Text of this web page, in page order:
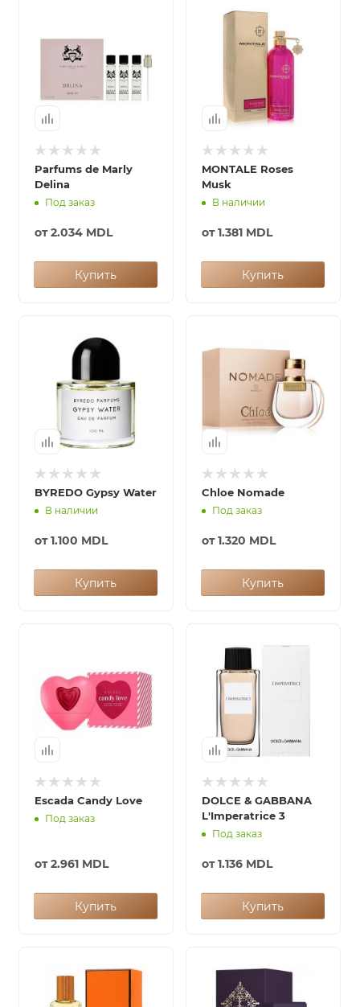
Parfums de Marly
Delina
Под заказ
от2.034 MDL
Купить
MONTALE Roses
Musk
В наличии
от1.381 MDL
Купить
BYREDO Gypsy Water
В наличии
от1.100 MDL
Купить
Chloe Nomade
Под заказ
от1.320 MDL
Купить
Escada Candy Love
Под заказ
от2.961 MDL
Купить
DOLCE & GABBANA
L'Imperatrice 3
Под заказ
от1.136 MDL
Купить